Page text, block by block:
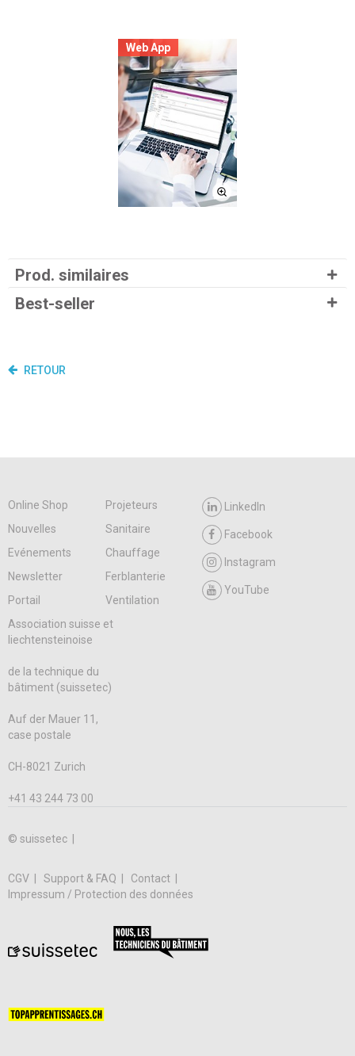
Web App
Prod. similaires
Best-seller
RETOUR
Online Shop
Projeteurs
Nouvelles
Sanitaire
Evénements
Chauffage
Newsletter
Ferblanterie
Portail
Ventilation
LinkedIn
Facebook
Instagram
YouTube
Association suisse et
liechtensteinoise
de la technique du
bâtiment (suissetec)
Auf der Mauer 11,
case postale
CH-8021 Zurich
+41 43 244 73 00
© suissetec |
CGV Support & FAQ
Contact
Impressum / Protection des données